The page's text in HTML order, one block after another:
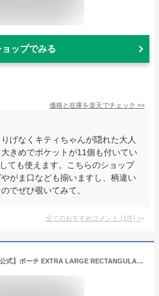
ョップでみる
価格と在庫を楽天でチェック >>
げなくキティちゃんが隠れた大人
きめでポケットが11個も付いてい
ても使えます。こちらのショップ
がま口なども揃いますし、柄違い
でぜひ覗いてみて。
全てのおすすめコメント (1件) >
[レスポートサック] 【公式】ポーチ EXTRA LARGE RECTANGULAR COSMETIC/7121 ハローキティ シティ